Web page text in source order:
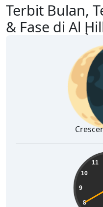
Terbit Bulan,
& Fase di Al
8
9
10
11